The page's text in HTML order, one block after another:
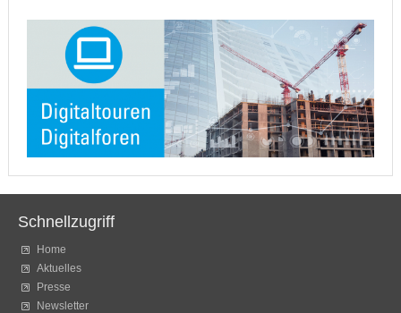
Schnellzugriff
Home
Aktuelles
Presse
Newsletter